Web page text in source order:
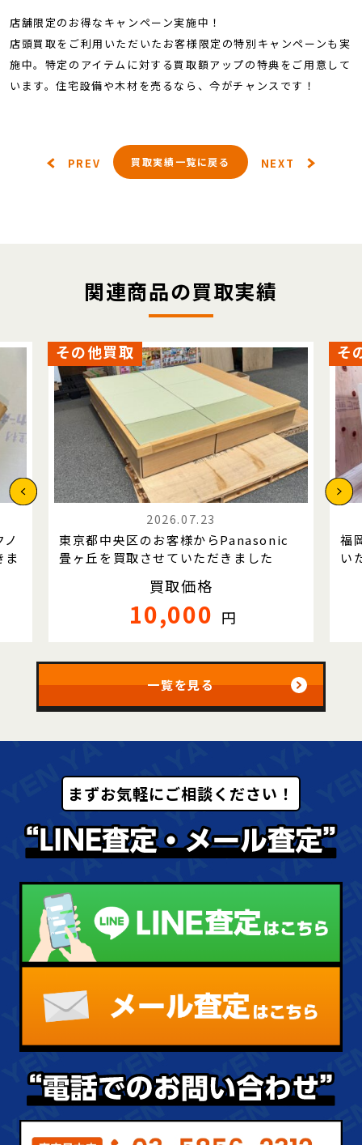
店舗限定のお得なキャンペーン実施中！
店頭買取をご利用いただいたお客様限定の特別キャンペーンも実
施中。特定のアイテムに対する買取額アップの特典をご用意して
います。住宅設備や木材を売るなら、今がチャンスです！
PREV 買取実績一覧に戻る NEXT
関連商品の買取実績
ま
その他買取
2026.07.23
東京都中央区のお客様からPanasonic
畳ヶ丘を買取させていただきました
買取価格
10,000 円
そ
福
い
一覧を見る
まずお気軽にご相談ください！